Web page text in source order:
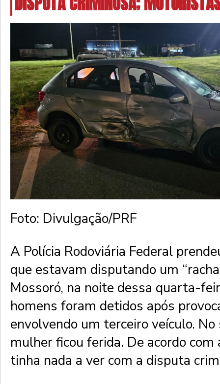
Foto: Divulgação/PRF
A Polícia Rodoviária Federal
que estavam disputando um
Mossoró, na noite dessa quarta-
homens foram detidos após
envolvendo um terceiro veículo.
mulher ficou ferida. De acordo com
tinha nada a ver com a disputa